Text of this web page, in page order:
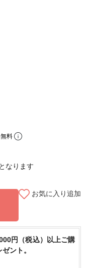
料
となります
お気に入り追加
円（税込）以上ご購
ント。